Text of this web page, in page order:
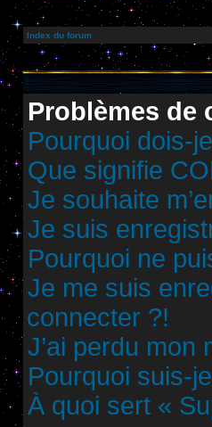
Index du forum
Problèmes de
Pourquoi dois-
Que signifie
Je souhaite
Je suis
Pourquoi ne
Je me suis
connecter ?!
J’ai perdu mon
Pourquoi suis-
À quoi sert «